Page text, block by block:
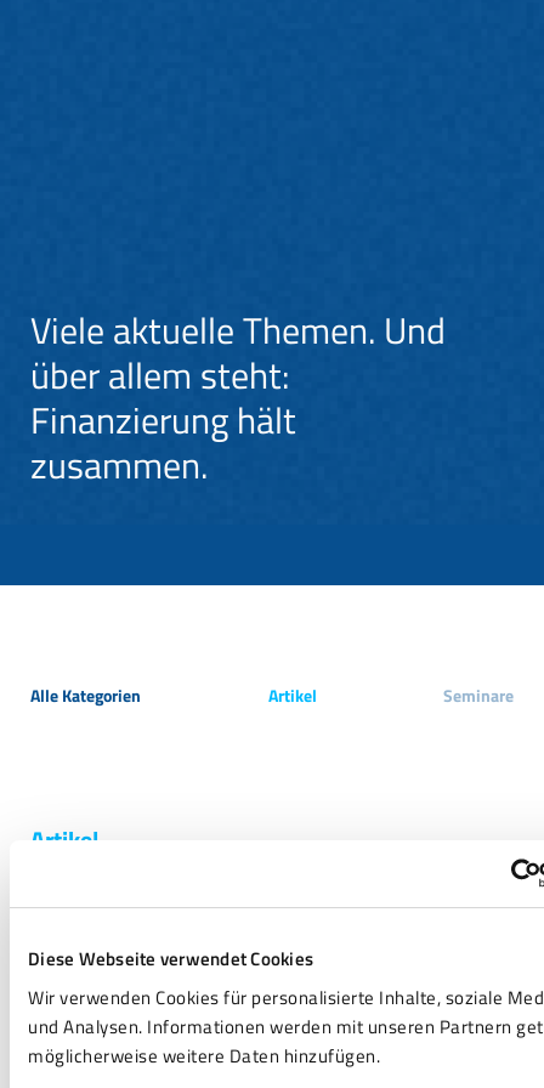
Diese Webseite verwendet Cookies
Wir verwenden Cookies für personalisierte Inhalte, soziale
und Analysen. Informationen werden mit unseren Partnern
möglicherweise weitere Daten hinzufügen.
Viele aktuelle Themen. Und
über allem steht:
Finanzierung hält
zusammen.
Artikel
Aktuelle Entwicklungen und mittelfristige
Trends sowie internationale Zusammenhänge
Einordnung im Zusammenhang der
Finanzierungsberatung für
Alle Kategorien Artikel Seminare